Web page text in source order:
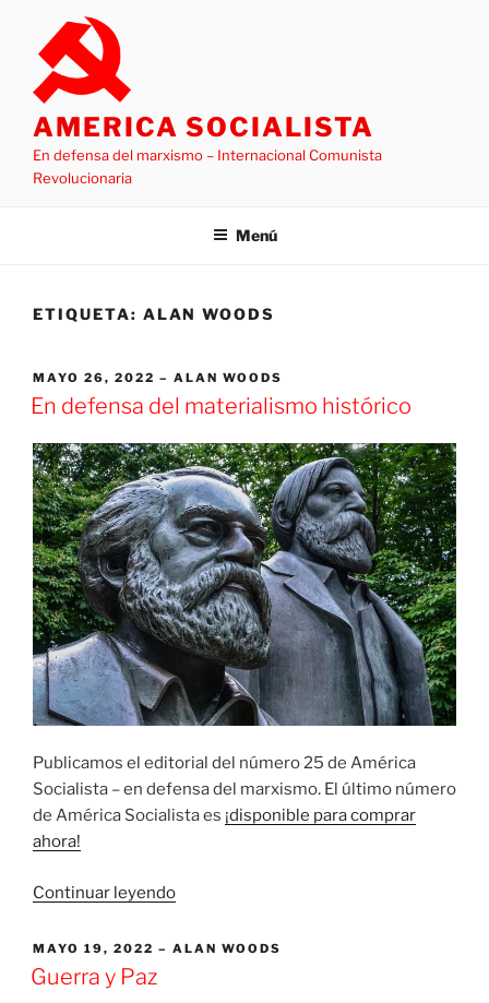
contenido
AMERICA SOCIALISTA
En defensa del marxismo – Internacional Comunista
Revolucionaria
Menú
ETIQUETA: ALAN WOODS
PUBLICADO
EL
MAYO 26, 2022 ALAN WOODS
En defensa del materialismo histórico
Publicamos el editorial del número 25 de América
Socialista – en defensa del marxismo. El último número
de América Socialista es ¡disponible para comprar
ahora!
Continuar leyendo«En
del
PUBLICADO
EL
MAYO 19, 2022 ALAN WOODS
Guerra y Paz